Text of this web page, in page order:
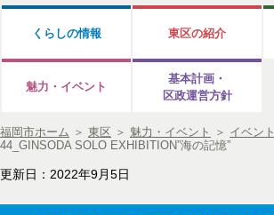
くらしの情報 東区の紹介
魅力・イベント
基本計画・
区政運営方針
福岡市ホーム ＞ 東区 ＞ 魅力・イベント ＞ イベント
44_GINSODA SOLO EXHIBITION”海の記憶”
更新日：2022年9月5日